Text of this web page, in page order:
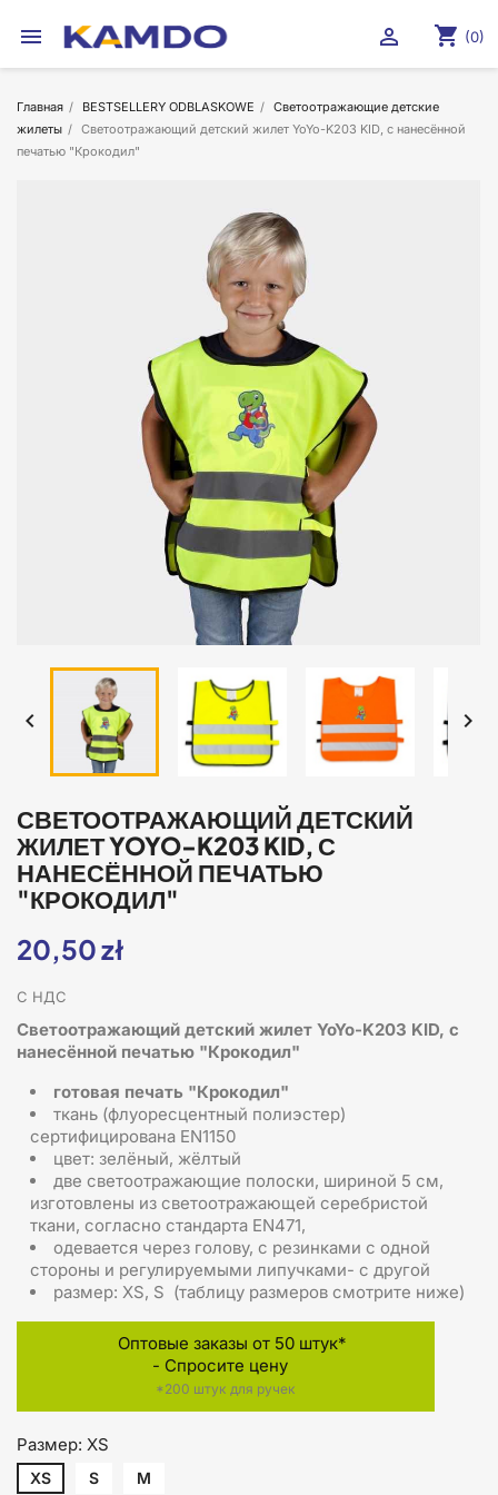
 shopping_cart (0)

Главная BESTSELLERY ODBLASKOWE
Светоотражающие детские
жилеты
Светоотражающий детский жилет YoYo-K203 KID, с нанесённой
печатью "Крокодил"
 
СВЕТООТРАЖАЮЩИЙ ДЕТСКИЙ
ЖИЛЕТ YOYO-K203 KID, С
НАНЕСЁННОЙ ПЕЧАТЬЮ
"КРОКОДИЛ"
20,50 zł
С НДС
Светоотражающий детский жилет YoYo-K203 KID, с
нанесённой печатью "Крокодил"
готовая печать "Крокодил"
ткань (флуоресцентный полиэстер)
сертифицирована EN1150
цвет: зелёный, жёлтый
две светоотражающие полоски, шириной 5 см,
изготовлены из светоотражающей серебристой
ткани, согласно стандарта EN471,
одевается через голову, с резинками с одной
стороны и регулируемыми липучками- с другой
размер: XS, S (таблицу размеров смотрите ниже)
Оптовые заказы от 50 штук*
- Спросите цену
*200 штук для ручек
Размер: XS
XS S M